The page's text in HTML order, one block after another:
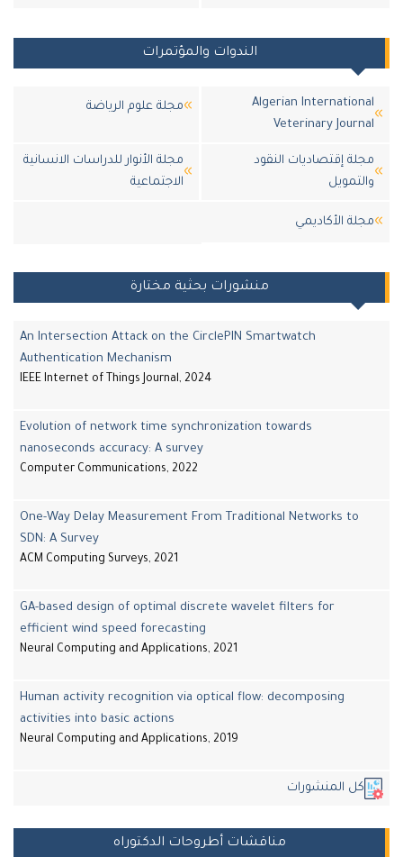
الندوات والمؤتمرات
Algerian
Veterinary
مجلة علوم الرياضة
إقتصاديات النقود
مجلة الأنوار للدراسات الانسانية
الاجتماعية
اﻷكاديمي
منشورات بحثية مختارة
An Intersection Attack on the CirclePIN Smartwatch
Authentication Mechanism
IEEE Internet of Things Journal, 2024
Evolution of network time synchronization towards
nanoseconds accuracy: A survey
Computer Communications, 2022
One-Way Delay Measurement From Traditional Networks to
SDN: A Survey
ACM Computing Surveys, 2021
GA-based design of optimal discrete wavelet filters for
efficient wind speed forecasting
Neural Computing and Applications, 2021
Human activity recognition via optical flow: decomposing
activities into basic actions
Neural Computing and Applications, 2019
المنشورات
مناقشات أطروحات الدكتوراه